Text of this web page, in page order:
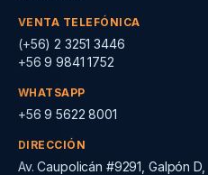
VENTA TELEFÓNICA
(+56) 2 3251 3446
+56 9 9841 1752
WHATSAPP
+56 9 5622 8001
DIRECCIÓN
Av. Caupolicán #9291, Galpón